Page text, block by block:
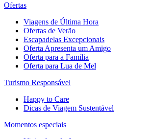
Ofertas
Viagens de Última Hora
Ofertas de Verão
Escapadelas Excepcionais
Oferta Apresenta um Amigo
Oferta para a Familia
Oferta para Lua de Mel
Turismo Responsável
Happy to Care
Dicas de Viagem Sustentável
Momentos especiais